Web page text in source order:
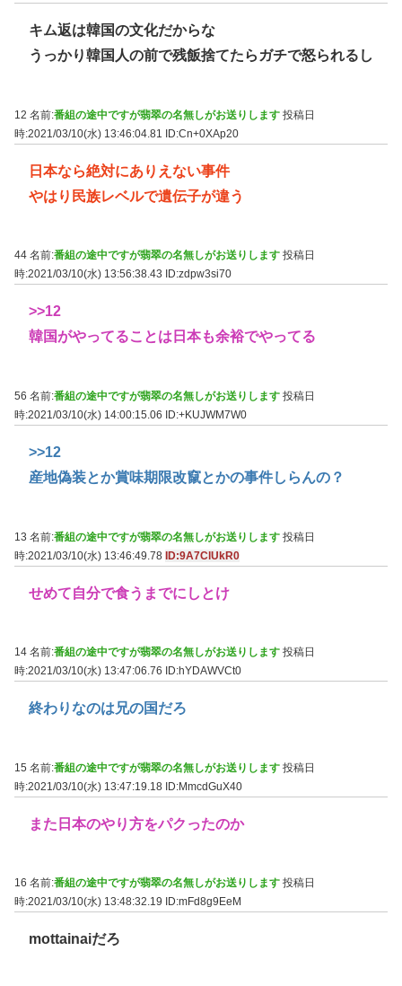
キム返は韓国の文化だからな
うっかり韓国人の前で残飯捨てたらガチで怒られるし
12 名前:番組の途中ですが翡翠の名無しがお送りします 投稿日
時:2021/03/10(水) 13:46:04.81 ID:Cn+0XAp20
日本なら絶対にありえない事件
やはり民族レベルで遺伝子が違う
44 名前:番組の途中ですが翡翠の名無しがお送りします 投稿日
時:2021/03/10(水) 13:56:38.43
ID:zdpw3si70
>>12
韓国がやってることは日本も余裕でやってる
56 名前:番組の途中ですが翡翠の名無しがお送りします 投稿日
時:2021/03/10(水) 14:00:15.06
ID:+KUJWM7W0
>>12
産地偽装とか賞味期限改竄とかの事件しらんの？
13 名前:番組の途中ですが翡翠の名無しがお送りします 投稿日
時:2021/03/10(水) 13:46:49.78 ID:9A7ClUkR0
せめて自分で食うまでにしとけ
14 名前:番組の途中ですが翡翠の名無しがお送りします 投稿日
時:2021/03/10(水) 13:47:06.76
ID:hYDAWVCt0
終わりなのは兄の国だろ
15 名前:番組の途中ですが翡翠の名無しがお送りします 投稿日
時:2021/03/10(水) 13:47:19.18 ID:MmcdGuX40
また日本のやり方をパクったのか
16 名前:番組の途中ですが翡翠の名無しがお送りします 投稿日
時:2021/03/10(水) 13:48:32.19
ID:mFd8g9EeM
mottainaiだろ